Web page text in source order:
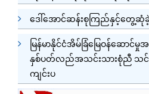
ဒေါ်အောင်ဆန်းစုကြည်နှင့်တွေ့ဆုံ
မြန်မာနိုင်ငံအိမ်ခြံမြေဝန်ဆောင်
နှစ်ပတ်လည်အသင်းသားစုံညီ သင်
ကျင်းပ